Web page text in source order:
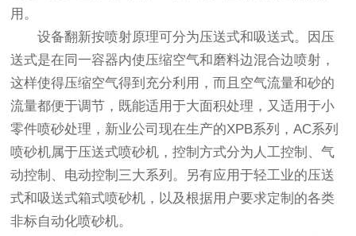
用。
设备翻新按喷射原理可分为压送式和吸送式。因压
送式是在同一容器内使压缩空气和磨料边混合边喷射，
这样使得压缩空气得到充分利用，而且空气流量和砂的
流量都便于调节，既能适用于大面积处理，又适用于小
零件喷砂处理，新业公司现在生产的XPB系列，AC系列
喷砂机属于压送式喷砂机，控制方式分为人工控制、气
动控制、电动控制三大系列。另有应用于轻工业的压送
式和吸送式箱式喷砂机，以及根据用户要求定制的各类
非标自动化喷砂机。